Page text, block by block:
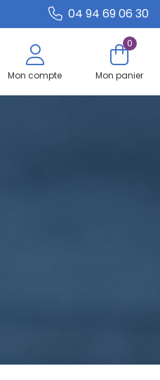
04 94 69 06 30
Mon compte
0
Mon panier